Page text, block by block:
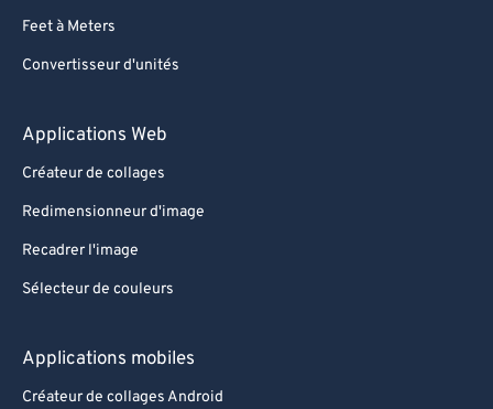
Feet à Meters
Convertisseur d'unités
Applications Web
Créateur de collages
Redimensionneur d'image
Recadrer l'image
Sélecteur de couleurs
Applications mobiles
Créateur de collages Android